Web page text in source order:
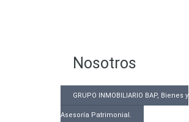
Nosotros
GRUPO INMOBILIARIO BAP, Bienes y
Asesoría Patrimonial.